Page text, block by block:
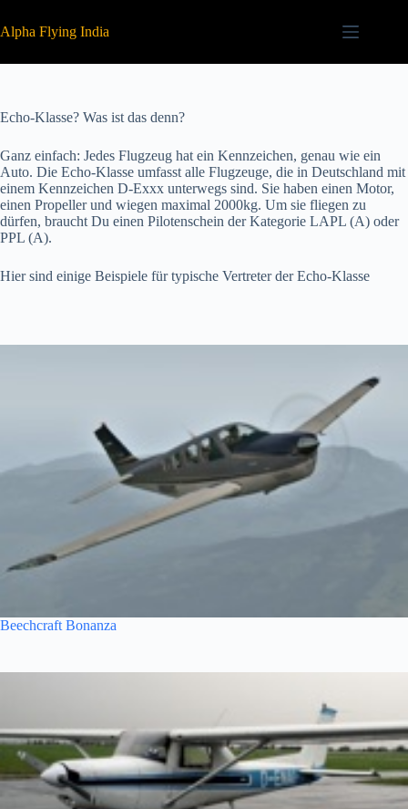
Inhalt
springen
Alpha Flying India
Echo-Klasse? Was ist das denn?
Ganz einfach: Jedes Flugzeug hat ein Kennzeichen, genau wie ein
Auto. Die Echo-Klasse umfasst alle Flugzeuge, die in Deutschland mit
einem Kennzeichen D-Exxx unterwegs sind. Sie haben einen Motor,
einen Propeller und wiegen maximal 2000kg. Um sie fliegen zu
dürfen, braucht Du einen Pilotenschein der Kategorie LAPL (A) oder
PPL (A).
Hier sind einige Beispiele für typische Vertreter der Echo-Klasse
Beechcraft Bonanza